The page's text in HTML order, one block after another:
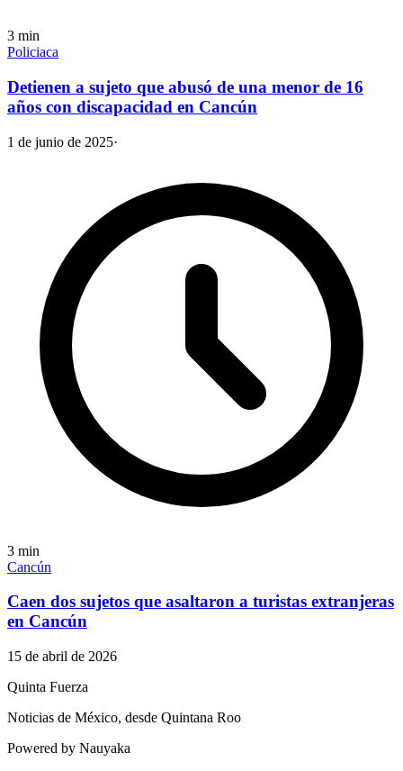
3 min
Policiaca
Detienen a sujeto que abusó de una menor de 16
años con discapacidad en Cancún
1 de junio de 2025·
3 min
Cancún
Caen dos sujetos que asaltaron a turistas extranjeras
en Cancún
15 de abril de 2026
Quinta Fuerza
Noticias de México, desde Quintana Roo
Powered by Nauyaka